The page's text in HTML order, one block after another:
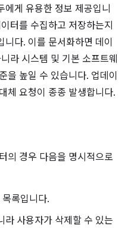
게 유용한 정보 제공입니
터를 수집하고 저장하는지
다. 이를 문서화하면 데이
라 시스템 및 기본 소프트웨
을 높일 수 있습니다. 업데이
체 요청이 종종 발생합니다.
의 경우 다음을 명시적으로
록입니다.
라 사용자가 삭제할 수 있는